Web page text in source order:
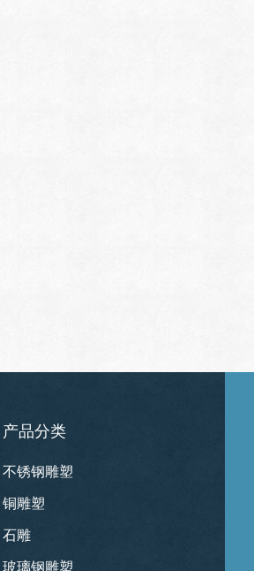
产品分类
不锈钢雕塑
铜雕塑
石雕
玻璃钢雕塑